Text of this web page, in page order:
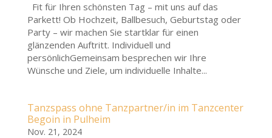
Fit für Ihren schönsten Tag – mit uns auf das
Parkett! Ob Hochzeit, Ballbesuch, Geburtstag oder
Party – wir machen Sie startklar für einen
glänzenden Auftritt. Individuell und
persönlichGemeinsam besprechen wir Ihre
Wünsche und Ziele, um individuelle Inhalte...
Tanzspass ohne Tanzpartner/in im Tanzcenter
Begoin in Pulheim
Nov. 21, 2024